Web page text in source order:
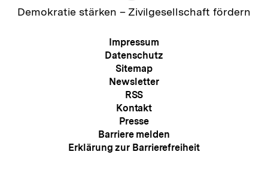
Zur
Demokratie stärken – Zivilgesellschaft fördern
Meta-
Navigation
Impressum
Datenschutz
Sitemap
Newsletter
RSS
Kontakt
Presse
Barriere melden
Erklärung zur Barrierefreiheit